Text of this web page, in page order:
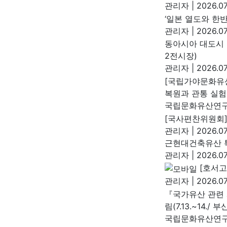
관리자
‘일본 열도와 한
관리자
동아시아 대도
2전시장)
관리자
[국립가야문화
복원과 관통 실
국립문화유산연
[국사편찬위원
관리자
근현대건축유산
관리자
[호서
관리자
『국가유산 관
림(7.13.~14./ 부
국립문화유산연